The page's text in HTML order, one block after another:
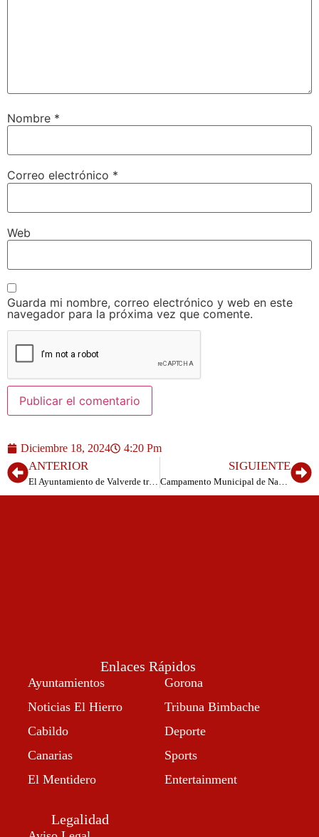
Nombre *
Correo electrónico *
Web
Guarda mi nombre, correo electrónico y web en este
navegador para la próxima vez que comente.
Diciembre 18, 2024 4:20 Pm
ANTERIOR
El Ayuntamiento de Valverde trabaja en la última fase de las obras en la Avenida Dacio Darías y la Calle Santiago
SIGUIENTE
Campamento Municipal de Navidad Kids del Ayuntamiento de Valverde
Enlaces Rápidos
Ayuntamientos
Noticias El Hierro
Cabildo
Canarias
El Mentidero
Gorona
Tribuna Bimbache
Deporte
Sports
Entertainment
Legalidad